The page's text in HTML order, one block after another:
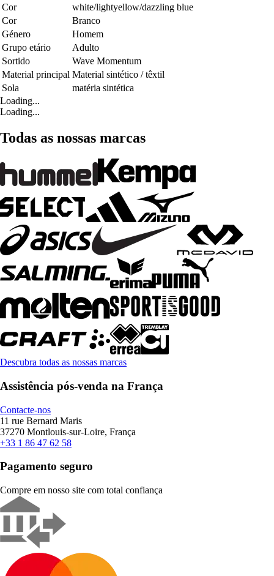
Cor
white/lightyellow/dazzling blue
Cor
Branco
Género
Homem
Grupo etário
Adulto
Sortido
Wave Momentum
Material principal Material sintético / têxtil
Sola
matéria sintética
Loading...
Loading...
Todas as nossas marcas
Descubra todas as nossas marcas
Assistência pós-venda na França
Contacte-nos
11 rue Bernard Maris
37270 Montlouis-sur-Loire, França
+33 1 86 47 62 58
Pagamento seguro
Compre em nosso site com total confiança